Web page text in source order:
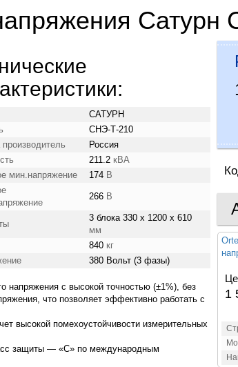
САТУРН
СНЭ-Т-210
Россия
211.2 кВА
мин.напряжение
174 В
266 В
3 блока 330 x 1200 x 610
мм
840 кг
380 Вольт (3 фазы)
напряжения с высокой точностью (±1%), без
что позволяет эффективно работать с
высокой помехоустойчивости измерительных
защиты — «С» по международным
1